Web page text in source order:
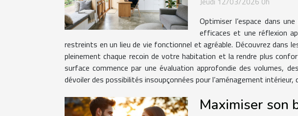
Optimiser l’espace dans
efficaces et une réflexion
restreints en un lieu de vie fonctionnel et agréable. Découvrez dans
pleinement chaque recoin de votre habitation et la rendre plus
surface commence par une évaluation approfondie des volumes,
dévoiler des possibilités insoupçonnées pour l’aménagement intérieur,
Maximiser son